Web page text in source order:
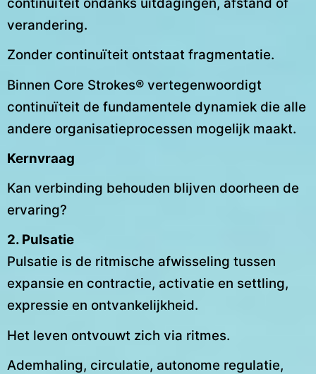
continuïteit ondanks uitdagingen, afstand of
verandering.
Zonder continuïteit ontstaat fragmentatie.
Binnen Core Strokes® vertegenwoordigt
continuïteit de fundamentele dynamiek die alle
andere organisatieprocessen mogelijk maakt.
Kernvraag
Kan verbinding behouden blijven doorheen de
ervaring?
2. Pulsatie
Pulsatie is de ritmische afwisseling tussen
expansie en contractie, activatie en settling,
expressie en ontvankelijkheid.
Het leven ontvouwt zich via ritmes.
Ademhaling, circulatie, autonome regulatie,